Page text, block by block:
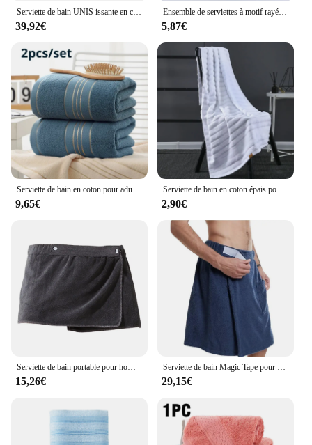
Serviette de bain UNIS issante en coton égyptien pour homme et couple 600, serviette absorbante, serviette douce, grise, ménage, salle de bain
39,92€
Ensemble de serviettes à motif rayé, serviettes de bain douces, séchage rapide, absorbantes
5,87€
Serviette de bain en coton pour adultes, augmente l'absorption d'eau, solide, document doré, injSoft Affinity Face, 2 pièces
9,65€
Serviette de bain en coton épais pour hommes et femmes, haute qualité, douce, super absorbante, universelle, hôtel, salon de beauté, terrestre bouillette
2,90€
15,26€ 29,15€